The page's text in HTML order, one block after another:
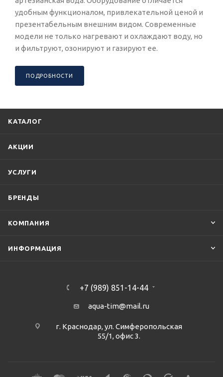
удобным функционалом, привлекательной ценой и
презентабельным внешним видом. Современные
модели не только нагревают и охлаждают воду, но
и фильтруют, озонируют и газируют ее.
ПОДРОБНОСТИ
КАТАЛОГ
АКЦИИ
УСЛУГИ
БРЕНДЫ
КОМПАНИЯ
ИНФОРМАЦИЯ
+7 (989) 851-14-44
aqua-tim@mail.ru
г. Краснодар, ул. Симферопольская
55/1, офис 3.